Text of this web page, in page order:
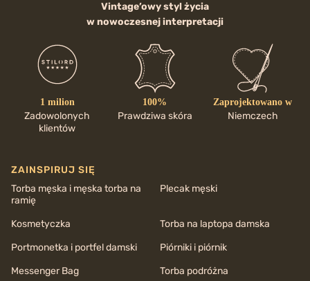
Vintage’owy styl życia
w nowoczesnej interpretacji
1 milion
Zadowolonych
klientów
100%
Prawdziwa skóra
Zaprojektowano w
Niemczech
ZAINSPIRUJ SIĘ
Torba męska i męska torba na
ramię
Plecak męski
Kosmetyczka
Torba na laptopa damska
Portmonetka i portfel damski
Piórniki i piórnik
Messenger Bag
Torba podróżna